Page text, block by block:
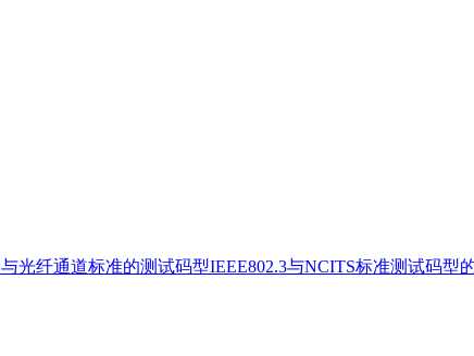
光纤通道标准的测试码型IEEE802.3与NCITS标准测试码型